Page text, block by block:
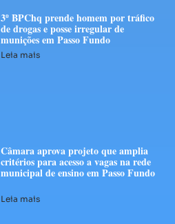
3º BPChq prende homem por tráfico
de drogas e posse irregular de
munições em Passo Fundo
Leia mais
Câmara aprova projeto que amplia
critérios para acesso a vagas na rede
municipal de ensino em Passo Fundo
Leia mais